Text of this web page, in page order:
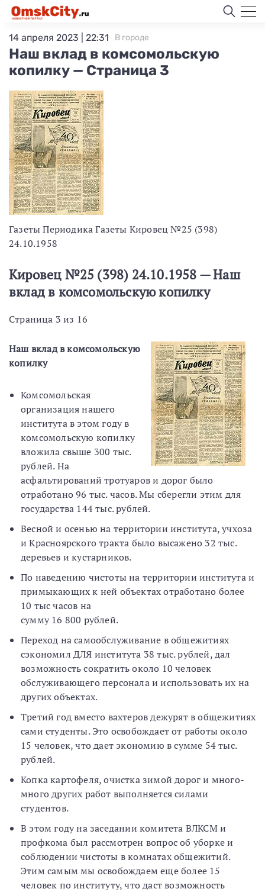
Наш вклад в комсомольскую
копилку — Страница 3
14 апреля 2023 | 22:31 В городе
Газеты Периодика Газеты Кировец №25 (398)
24.10.1958
Кировец №25 (398) 24.10.1958 — Наш
вклад в комсомольскую копилку
Страница 3 из 16
Наш вклад в комсомольскую
копилку
Комсомольская
организация нашего
института в этом году в
комсомольскую копилку
вложила свыше 300 тыс.
рублей. На
асфальтирований тротуаров и дорог было
отработано 96 тыс. часов. Мы сберегли этим для
государства 144 тыс. рублей.
Весной и осенью на территории института, учхоза
и Красноярского тракта было высажено 32 тыс.
деревьев и кустарников.
По наведению чистоты на территории института и
примыкающих к ней объектах отработано более
10 тыс часов на
сумму 16 800 рублей.
Переход на самообслуживание в общежитиях
сэкономил ДЛЯ института 38 тыс. рублей, дал
возможность сократить около 10 человек
обслуживающего персонала и использовать их на
других объектах.
Третий год вместо вахтеров дежурят в общежитиях
сами студенты. Это освобождает от работы около
15 человек, что дает экономию в сумме 54 тыс.
рублей.
Копка картофеля, очистка зимой дорог и много-
много других работ выполняется силами
студентов.
В этом году на заседании комитета ВЛКСМ и
профкома был рассмотрен вопрос об уборке и
соблюдении чистоты в комнатах общежитий.
Этим самым мы освобождаем еще более 15
человек по институту, что даст возможность